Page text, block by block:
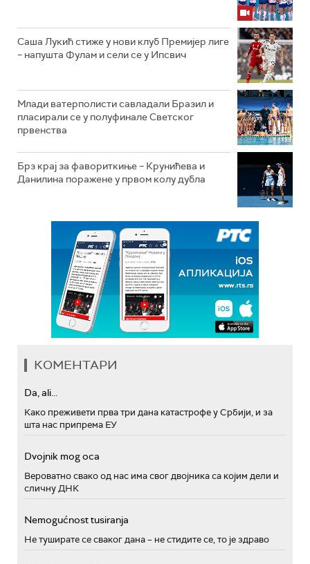
Саша Лукић стиже у нови клуб Премијер лиге
– напушта Фулам и сели се у Ипсвич
Млади ватерполисти савладали Бразил и
пласирали се у полуфинале Светског
првенства
Брз крај за фавориткиње – Крунићева и
Данилина поражене у првом колу дубла
КОМЕНТАРИ
Da, ali...
Како преживети прва три дана катастрофе у Србији, и за
шта нас припрема ЕУ
Dvojnik mog oca
Вероватно свако од нас има свог двојника са којим дели и
сличну ДНК
Nemogućnost tusiranja
Не туширате се сваког дана – не стидите се, то је здраво